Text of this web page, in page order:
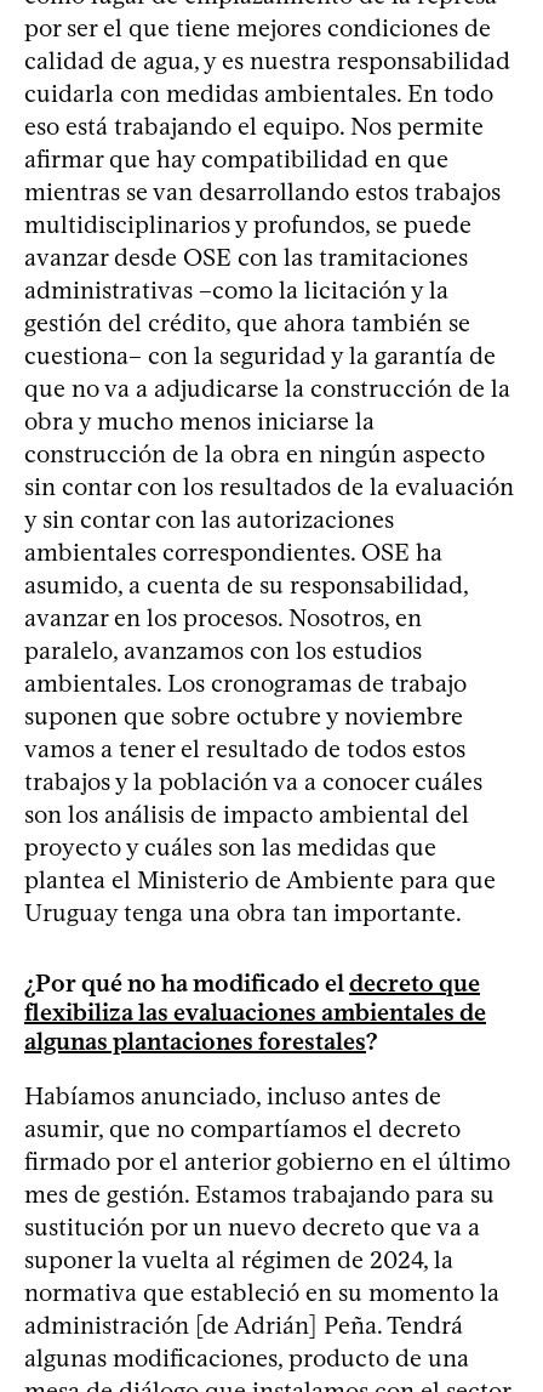
por ser el que tiene mejores condiciones de
calidad de agua, y es nuestra responsabilidad
cuidarla con medidas ambientales. En todo
eso está trabajando el equipo. Nos permite
afirmar que hay compatibilidad en que
mientras se van desarrollando estos trabajos
multidisciplinarios y profundos, se puede
avanzar desde OSE con las tramitaciones
administrativas –como la licitación y la
gestión del crédito, que ahora también se
cuestiona– con la seguridad y la garantía de
que no va a adjudicarse la construcción de la
obra y mucho menos iniciarse la
construcción de la obra en ningún aspecto
sin contar con los resultados de la evaluación
y sin contar con las autorizaciones
ambientales correspondientes. OSE ha
asumido, a cuenta de su responsabilidad,
avanzar en los procesos. Nosotros, en
paralelo, avanzamos con los estudios
ambientales. Los cronogramas de trabajo
suponen que sobre octubre y noviembre
vamos a tener el resultado de todos estos
trabajos y la población va a conocer cuáles
son los análisis de impacto ambiental del
proyecto y cuáles son las medidas que
plantea el Ministerio de Ambiente para que
Uruguay tenga una obra tan importante.
¿Por qué no ha modificado el decreto que
flexibiliza las evaluaciones ambientales de
algunas plantaciones forestales?
Habíamos anunciado, incluso antes de
asumir, que no compartíamos el decreto
firmado por el anterior gobierno en el último
mes de gestión. Estamos trabajando para su
sustitución por un nuevo decreto que va a
suponer la vuelta al régimen de 2024, la
normativa que estableció en su momento la
administración [de Adrián] Peña. Tendrá
algunas modificaciones, producto de una